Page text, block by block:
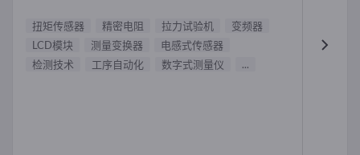
扭矩传感器 精密电阻 拉力试验机
变频器
LCD模块
测量变换器
电感式传感器
检测技术
工序自动化 数字式测量仪 ...